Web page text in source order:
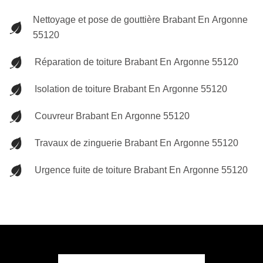
Nettoyage et pose de gouttière Brabant En Argonne
55120
Réparation de toiture Brabant En Argonne 55120
Isolation de toiture Brabant En Argonne 55120
Couvreur Brabant En Argonne 55120
Travaux de zinguerie Brabant En Argonne 55120
Urgence fuite de toiture Brabant En Argonne 55120